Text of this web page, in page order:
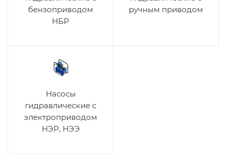
бензоприводом
НБР
ручным приводом
Насосы
гидравлические с
электроприводом
НЭР, НЭЭ